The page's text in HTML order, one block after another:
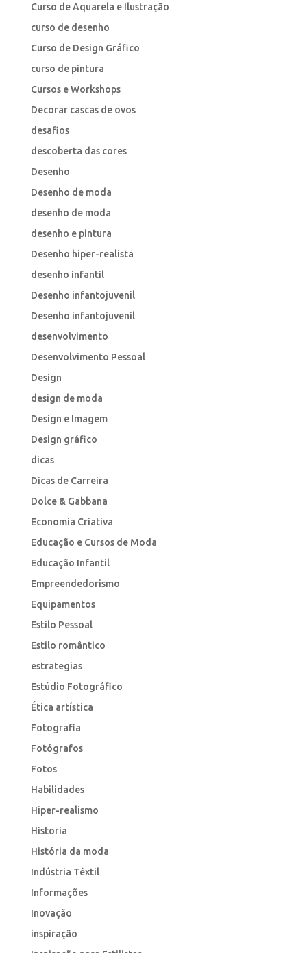
Curso de Aquarela e Ilustração
curso de desenho
Curso de Design Gráfico
curso de pintura
Cursos e Workshops
Decorar cascas de ovos
desafios
descoberta das cores
Desenho
Desenho de moda
desenho de moda
desenho e pintura
Desenho hiper-realista
desenho infantil
Desenho infantojuvenil
Desenho infantojuvenil
desenvolvimento
Desenvolvimento Pessoal
Design
design de moda
Design e Imagem
Design gráfico
dicas
Dicas de Carreira
Dolce & Gabbana
Economia Criativa
Educação e Cursos de Moda
Educação Infantil
Empreendedorismo
Equipamentos
Estilo Pessoal
Estilo romântico
estrategias
Estúdio Fotográfico
Ética artística
Fotografia
Fotógrafos
Fotos
Habilidades
Hiper-realismo
Historia
História da moda
Indústria Têxtil
Informações
Inovação
inspiração